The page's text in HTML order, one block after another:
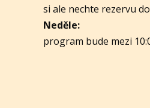
si ale nechte rezervu
Neděle:
program bude mezi